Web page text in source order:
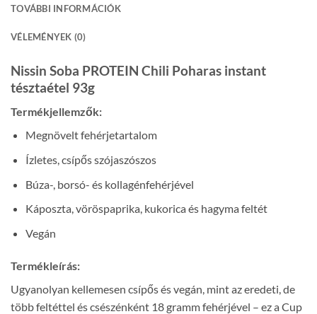
TOVÁBBI INFORMÁCIÓK
VÉLEMÉNYEK (0)
Nissin Soba PROTEIN Chili Poharas instant
tésztaétel 93g
Termékjellemzők:
Megnövelt fehérjetartalom
Ízletes, csípős szójaszószos
Búza-, borsó- és kollagénfehérjével
Káposzta, vöröspaprika, kukorica és hagyma feltét
Vegán
Termékleírás:
Ugyanolyan kellemesen csípős és vegán, mint az eredeti, de
több feltéttel és csészénként 18 gramm fehérjével – ez a Cup